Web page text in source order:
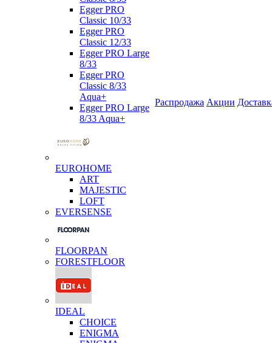
Egger PRO
Classic 10/33
Egger PRO
Classic 12/33
Egger PRO Large
8/33
Egger PRO
Classic 8/33
Aqua+
Egger PRO Large
8/33 Aqua+
EUROHOME
ART
MAJESTIC
LOFT
EVERSENSE
FLOORPAN
FORESTFLOOR
IDEAL
CHOICE
ENIGMA
Распродажа Акции